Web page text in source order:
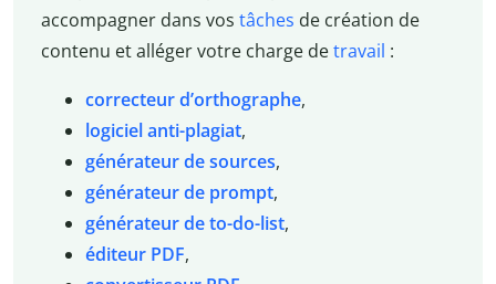
accompagner dans vos tâches de création de
contenu et alléger votre charge detravail :
correcteur d’orthographe,
logiciel anti-plagiat,
générateur de sources,
générateur de prompt,
générateur de to-do-list,
éditeur PDF,